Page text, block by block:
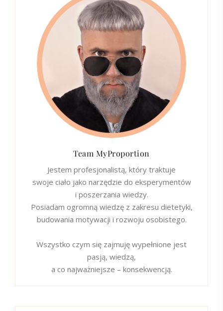
Team MyProportion
Jestem profesjonalistą, który traktuje
swoje ciało jako narzędzie do eksperymentów
i poszerzania wiedzy.
Posiadam ogromną wiedzę z zakresu dietetyki,
budowania motywacji i rozwoju osobistego.
Wszystko czym się zajmuję wypełnione jest
pasją, wiedzą,
a co najważniejsze – konsekwencją.